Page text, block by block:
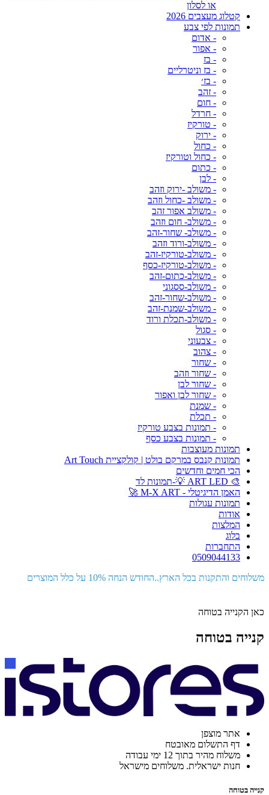
או לסלון
קטלוג מעצבים 2026
תמונות לפי צבע
- אדום
- אפור
- בז
- בז וניטרליים
- בז׳
- זהב
- חום
- חרדל
- טורקיז
- ירוק
- כחול
- כחול וטורקיז
- כתום
- לבן
- משולב -ירוק וזהב
- משולב -כחול וזהב
- משולב אפור זהב
- משולב- חום וזהב
- משולב- שחור-זהב
- משולב-ורוד וזהב
- משולב-טורקיז-זהב
- משולב-טורקיז-כסף
- משולב-כתום-זהב
- משולב-ססגוני
- משולב-שחור-זהב
- משולב-שמנת-זהב
- משולב-תכלת ורוד
- סגול
- צבעוני
- צהוב
- שחור
- שחור וזהב
- שחור לבן
- שחור לבן ואפור
- שמנת
- תכלת
- תמונות בצבע טורקיז
- תמונות בצבע כסף
תמונות מעוצבות
תמונות קנבס במרקם בולט | קולקציית Art Touch
הכי חמים וחדשים
🎨 ART LED 💡-תמונות לד
האמן הדיגיטלי - M-X ART 🚀
תמונות עגולות
אודות
המלצות
בלוג
התחברות
0509044133
משלוחים והתקנות בכל הארץ..החודש הנחה 10% על כלל המוצרים
כאן הקנייה בטוחה
קנייה בטוחה
אתר מוצפן
דף התשלום מאובטח
משלוח מהיר בתוך 12 ימי עבודה
חנות ישראלית. משלוחים מישראל
קנייה בטוחה